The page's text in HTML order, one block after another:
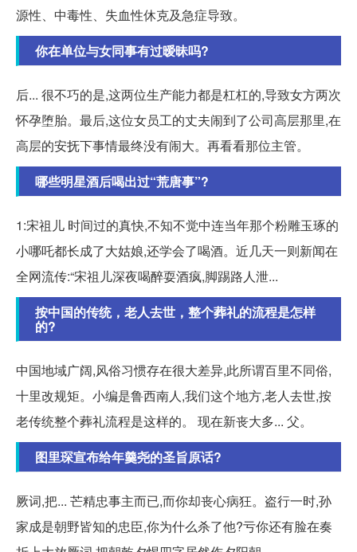
源性、中毒性、失血性休克及急症导致。
你在单位与女同事有过暧昧吗?
后... 很不巧的是,这两位生产能力都是杠杠的,导致女方两次
怀孕堕胎。最后,这位女员工的丈夫闹到了公司高层那里,在
高层的安抚下事情最终没有闹大。再看看那位主管。
哪些明星酒后喝出过“荒唐事”?
1:宋祖儿 时间过的真快,不知不觉中连当年那个粉雕玉琢的
小哪吒都长成了大姑娘,还学会了喝酒。近几天一则新闻在
全网流传:“宋祖儿深夜喝醉耍酒疯,脚踢路人泄...
按中国的传统，老人去世，整个葬礼的流程是怎样
的?
中国地域广阔,风俗习惯存在很大差异,此所谓百里不同俗,
十里改规矩。小编是鲁西南人,我们这个地方,老人去世,按
老传统整个葬礼流程是这样的。 现在新丧大多... 父。
图里琛宣布给年羹尧的圣旨原话?
厥词,把... 芒精忠事主而已,而你却丧心病狂。盗行一时,孙
家成是朝野皆知的忠臣,你为什么杀了他?亏你还有脸在奏